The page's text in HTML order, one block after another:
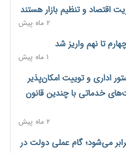
امضای تفاهم‌نامه تجاری ایران و پاکستان؛ هدف‌گذاری تجارت ۱۰
موقت کالا و خودرو تا
۱ روز پیش
اقتصاد و تنظیم بازار هستند
۲ ماه پیش
۱ ماه پیش
اداری و توییت امکان‌پذیر
خدماتی با چندین قانون
۲ ماه پیش
دهک ۱ تا ۴ سه برابر می‌شود؛ گام عملی دولت در